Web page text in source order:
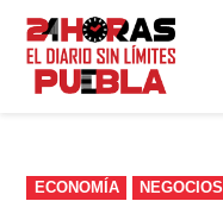
Saltar
contenido
PUBLICADO
EN
ECONOMÍA NEGOCIOS